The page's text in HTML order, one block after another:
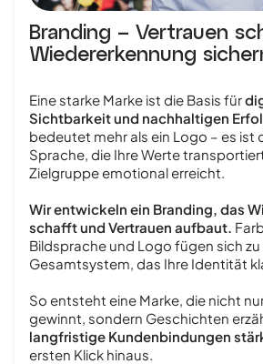
Branding – Vertrauen
Wiedererkennung
Eine starke Marke ist die Basis für
Sichtbarkeit und nachhaltigen
bedeutet mehr als ein Logo – es ist
Sprache, die Ihre Werte
Zielgruppe emotional erreicht.
Wir entwickeln ein Branding, das
schafft und Vertrauen aufbaut.
Bildsprache und Logo fügen sich
Gesamtsystem, das Ihre Identität
So entsteht eine Marke, die nicht
gewinnt, sondern Geschichten
langfristige Kundenbindungen
ersten Klick hinaus.